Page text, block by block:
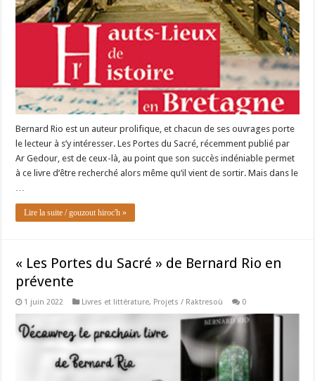
Bernard Rio est un auteur prolifique, et chacun de ses ouvrages porte
le lecteur à s’y intéresser. Les Portes du Sacré, récemment publié par
Ar Gedour, est de ceux-là, au point que son succès indéniable permet
à ce livre d’être recherché alors même qu’il vient de sortir. Mais dans le
…
Lire la suite / gouzout hiroc'h »
« Les Portes du Sacré » de Bernard Rio en
prévente
1 juin 2022 Livres et littérature, Projets / Raktresoù 0